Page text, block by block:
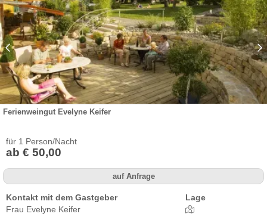
Ferienweingut Evelyne Keifer
für 1 Person/Nacht
ab € 50,00
auf Anfrage
Kontakt mit dem Gastgeber
Frau Evelyne Keifer
Lage